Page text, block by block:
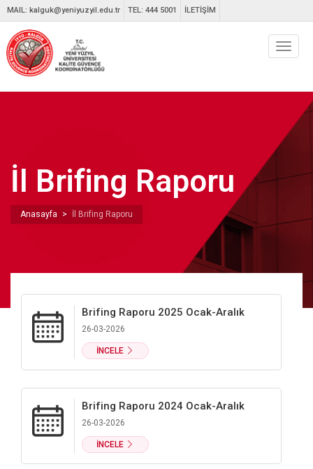
MAIL: kalguk@yeniyuzyil.edu.tr TEL: 444 5001 İLETİŞİM
Toggle
İl Brifing Raporu
Anasayfa > İl Brifing Raporu
Brifing Raporu 2025 Ocak-Aralık
26-03-2026
İNCELE
Brifing Raporu 2024 Ocak-Aralık
26-03-2026
İNCELE